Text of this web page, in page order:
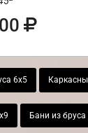
6х5
Бани из бруса